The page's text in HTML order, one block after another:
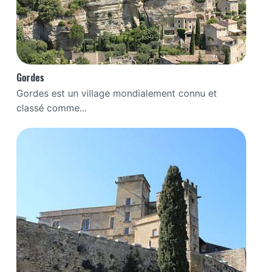
Gordes
Gordes est un village mondialement connu et
classé comme...